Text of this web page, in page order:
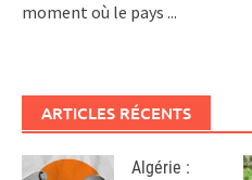
moment où le pays ...
ARTICLES RÉCENTS
Algérie :